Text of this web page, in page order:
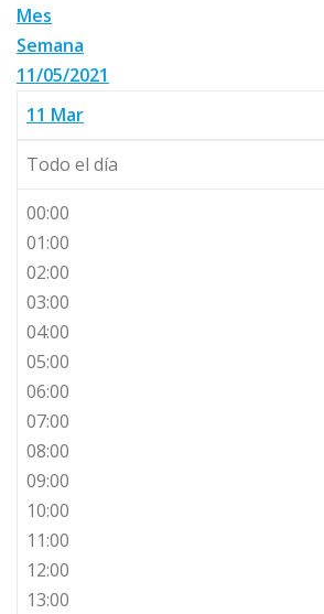
Mes
Semana
11/05/2021
11 Mar
Todo el día
00:00
01:00
02:00
03:00
04:00
05:00
06:00
07:00
08:00
09:00
10:00
11:00
12:00
13:00